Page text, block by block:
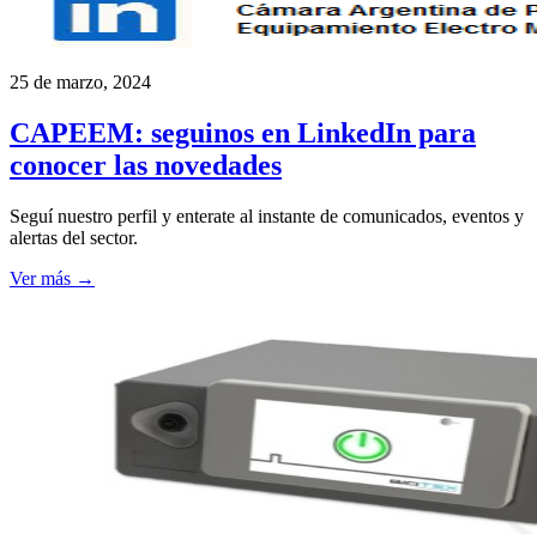
25 de marzo, 2024
CAPEEM: seguinos en LinkedIn para
conocer las novedades
Seguí nuestro perfil y enterate al instante de comunicados, eventos y
alertas del sector.
Ver más →